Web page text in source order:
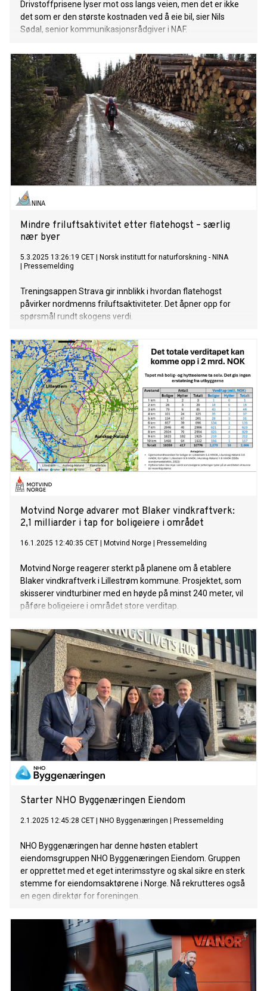
Drivstoffprisene lyser mot oss langs veien, men det er ikke
det som er den største kostnaden ved å eie bil, sier Nils
Sødal, senior kommunikasjonsrådgiver i NAF.
Mindre friluftsaktivitet etter flatehogst – særlig
nær byer
5.3.2025 13:26:19 CET
Norsk institutt for naturforskning - NINA
Pressemelding
Treningsappen Strava gir innblikk i hvordan flatehogst
påvirker nordmenns friluftsaktiviteter. Det åpner opp for
spørsmål rundt skogens verdi.
Motvind Norge advarer mot Blaker vindkraftverk:
2,1 milliarder i tap for boligeiere i området
16.1.2025 12:40:35 CET Motvind Norge Pressemelding
Motvind Norge reagerer sterkt på planene om å etablere
Blaker vindkraftverk i Lillestrøm kommune. Prosjektet, som
skisserer vindturbiner med en høyde på minst 240 meter, vil
påføre boligeiere i området store verditap.
Starter NHO Byggenæringen Eiendom
2.1.2025 12:45:28 CET NHO Byggenæringen Pressemelding
NHO Byggenæringen har denne høsten etablert
eiendomsgruppen NHO Byggenæringen Eiendom. Gruppen
er opprettet med et eget interimsstyre og skal sikre en sterk
stemme for eiendomsaktørene i Norge. Nå rekrutteres også
en egen direktør for foreningen.